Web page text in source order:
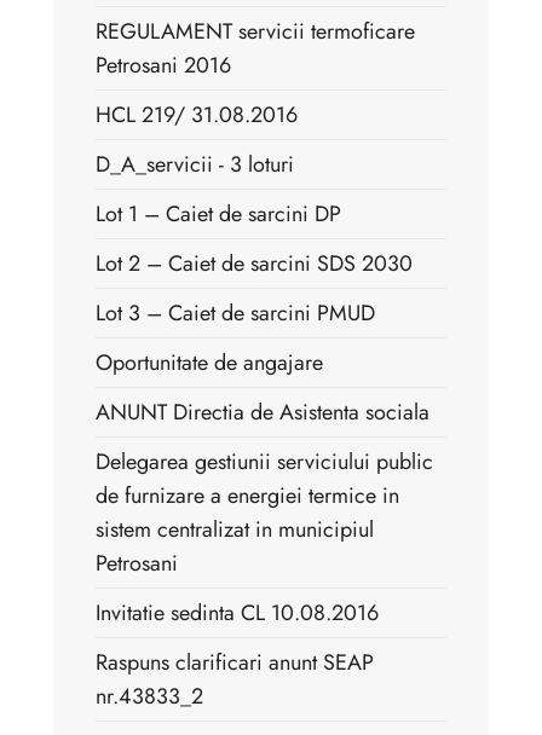
REGULAMENT servicii termoficare
Petrosani 2016
HCL 219/ 31.08.2016
D_A_servicii - 3 loturi
Lot 1 – Caiet de sarcini DP
Lot 2 – Caiet de sarcini SDS 2030
Lot 3 – Caiet de sarcini PMUD
Oportunitate de angajare
ANUNT Directia de Asistenta sociala
Delegarea gestiunii serviciului public
de furnizare a energiei termice in
sistem centralizat in municipiul
Petrosani
Invitatie sedinta CL 10.08.2016
Raspuns clarificari anunt SEAP
nr.43833_2